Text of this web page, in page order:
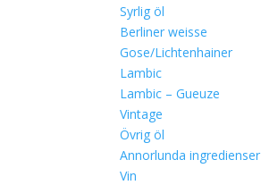
Syrlig öl
Berliner weisse
Gose/Lichtenhainer
Lambic
Lambic – Gueuze
Vintage
Övrig öl
Annorlunda ingredienser
Vin